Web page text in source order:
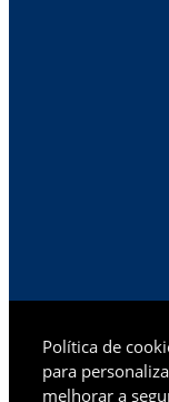
Política de
para
melhorar a